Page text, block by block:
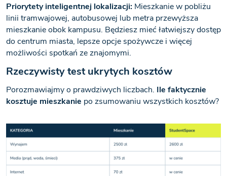
Priorytety inteligentnej lokalizacji:Mieszkanie w pobliżu
linii tramwajowej, autobusowej lub metra przewyższa
mieszkanie obok kampusu. Będziesz mieć łatwiejszy dostęp
do centrum miasta, lepsze opcje spożywcze i więcej
możliwości spotkań ze znajomymi.
Rzeczywisty test ukrytych kosztów
Porozmawiajmy o prawdziwych liczbach. Ile faktycznie
kosztuje mieszkanie po zsumowaniu wszystkich kosztów?